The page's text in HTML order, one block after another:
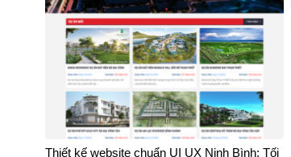
Thiết kế website chuẩn UI UX Ninh Bình: Tối